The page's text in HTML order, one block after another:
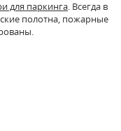
для паркинга. Всегда в
полотна, пожарные